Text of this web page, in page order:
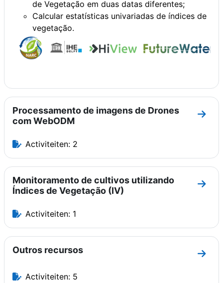
de Vegetação em duas datas diferentes;
Calcular estatísticas univariadas de índices de
vegetação.
Processamento de imagens de Drones
com WebODM
Ga
Activiteiten: 2
Monitoramento de cultivos utilizando
Índices de Vegetação (IV)
Ga
Activiteiten: 1
Outros recursos
Ga
Activiteiten: 5